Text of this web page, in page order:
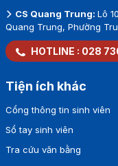
CS Quang Trung: Lô
Quang Trung, Phường
HOTLINE : 028
Tiện ích khác
Cổng thông tin sinh viên
Sổ tay sinh viên
Tra cứu văn bằng